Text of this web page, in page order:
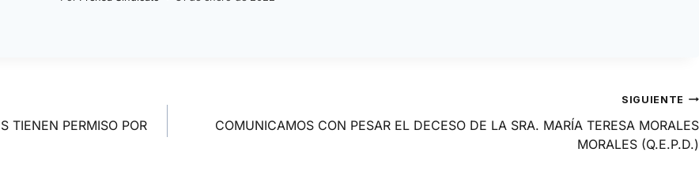
TIENEN PERMISO POR
SIGUIENTE
COMUNICAMOS CON PESAR EL DECESO DE LA SRA. MARÍA TERESA MORALES
MORALES (Q.E.P.D.)